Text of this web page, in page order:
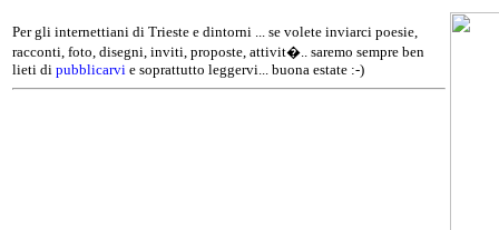
Per gli internettiani di Trieste e dintorni ... se volete inviarci poesie,
racconti, foto, disegni, inviti, proposte, attivit�.. saremo sempre ben
lieti di pubblicarvi e soprattutto leggervi... buona estate :-)